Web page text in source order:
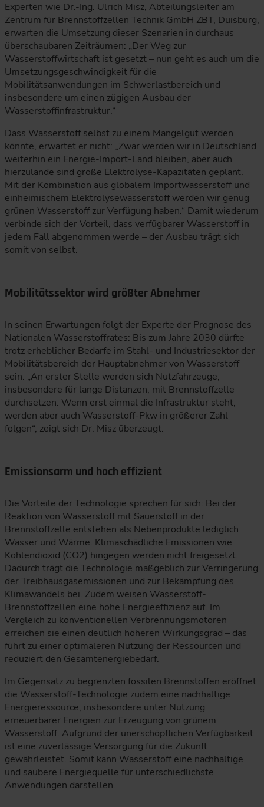
Experten wie Dr.-Ing. Ulrich Misz, Abteilungsleiter am
Zentrum für Brennstoffzellen Technik GmbH ZBT, Duisburg,
erwarten die Umsetzung dieser Szenarien in durchaus
überschaubaren Zeiträumen: „Der Weg zur
Wasserstoffwirtschaft ist gesetzt – nun geht es auch um die
Umsetzungsgeschwindigkeit für die
Mobilitätsanwendungen im Schwerlastbereich und
insbesondere um einen zügigen Ausbau der
Wasserstoffinfrastruktur.“
Dass Wasserstoff selbst zu einem Mangelgut werden
könnte, erwartet er nicht: „Zwar werden wir in Deutschland
weiterhin ein Energie-Import-Land bleiben, aber auch
hierzulande sind große Elektrolyse-Kapazitäten geplant.
Mit der Kombination aus globalem Importwasserstoff und
einheimischem Elektrolysewasserstoff werden wir genug
grünen Wasserstoff zur Verfügung haben.“ Damit wiederum
verbinde sich der Vorteil, dass verfügbarer Wasserstoff in
jedem Fall abgenommen werde – der Ausbau trägt sich
somit von selbst.
Mobilitätssektor wird größter Abnehmer
In seinen Erwartungen folgt der Experte der Prognose des
Nationalen Wasserstoffrates: Bis zum Jahre 2030 dürfte
trotz erheblicher Bedarfe im Stahl- und Industriesektor der
Mobilitätsbereich der Hauptabnehmer von Wasserstoff
sein. „An erster Stelle werden sich Nutzfahrzeuge,
insbesondere für lange Distanzen, mit Brennstoffzelle
durchsetzen. Wenn erst einmal die Infrastruktur steht,
werden aber auch Wasserstoff-Pkw in größerer Zahl
folgen“, zeigt sich Dr. Misz überzeugt.
Emissionsarm und hoch effizient
Die Vorteile der Technologie sprechen für sich: Bei der
Reaktion von Wasserstoff mit Sauerstoff in der
Brennstoffzelle entstehen als Nebenprodukte lediglich
Wasser und Wärme. Klimaschädliche Emissionen wie
Kohlendioxid (CO2) hingegen werden nicht freigesetzt.
Dadurch trägt die Technologie maßgeblich zur Verringerung
der Treibhausgasemissionen und zur Bekämpfung des
Klimawandels bei. Zudem weisen Wasserstoff-
Brennstoffzellen eine hohe Energieeffizienz auf. Im
Vergleich zu konventionellen Verbrennungsmotoren
erreichen sie einen deutlich höheren Wirkungsgrad – das
führt zu einer optimaleren Nutzung der Ressourcen und
reduziert den Gesamtenergiebedarf.
Im Gegensatz zu begrenzten fossilen Brennstoffen eröffnet
die Wasserstoff-Technologie zudem eine nachhaltige
Energieressource, insbesondere unter Nutzung
erneuerbarer Energien zur Erzeugung von grünem
Wasserstoff. Aufgrund der unerschöpflichen Verfügbarkeit
ist eine zuverlässige Versorgung für die Zukunft
gewährleistet. Somit kann Wasserstoff eine nachhaltige
und saubere Energiequelle für unterschiedlichste
Anwendungen darstellen.